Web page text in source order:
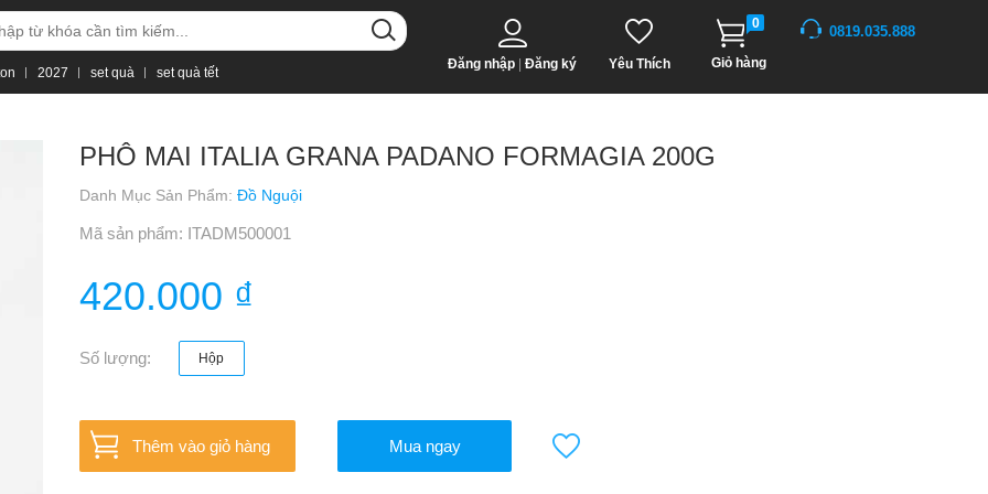
2027 set quà set quà tết
0819.035.888
0
Giỏ hàng
Yêu Thích
Đăng nhập Đăng ký
PHÔ MAI ITALIA GRANA PADANO FORMAGIA 200G
Danh Mục Sản Phẩm: Đồ Nguội
Mã sản phẩm: ITADM500001
420.000 ₫
Số lượng: Hộp
Thêm vào giỏ hàng Mua ngay